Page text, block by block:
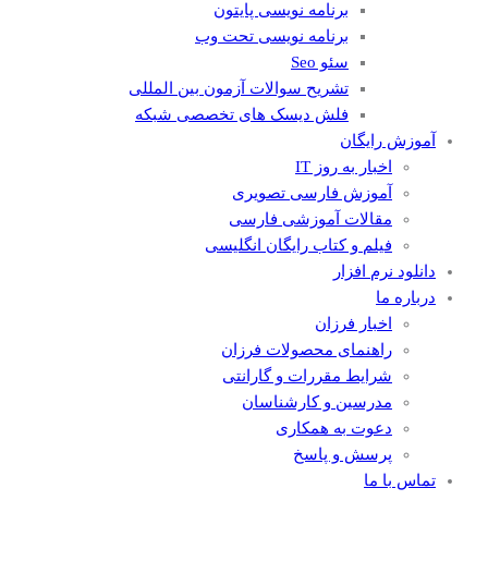
برنامه نویسی پایتون
برنامه نویسی تحت وب
سئو Seo
تشریح سوالات آزمون بین المللی
فلش دیسک های تخصصی شبکه
آموزش رایگان
اخبار به روز IT
آموزش فارسی تصویری
مقالات آموزشی فارسی
فیلم و کتاب رایگان انگلیسی
دانلود نرم افزار
درباره ما
اخبار فرزان
راهنمای محصولات فرزان
شرایط مقررات و گارانتی
مدرسین و کارشناسان
دعوت به همکاری
پرسش و پاسخ
تماس با ما